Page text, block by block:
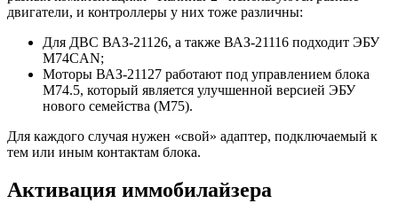
двигатели, и контроллеры у них тоже различны:
Для ДВС ВАЗ-21126, а также ВАЗ-21116 подходит ЭБУ
M74CAN;
Моторы ВАЗ-21127 работают под управлением блока
M74.5, который является улучшенной версией ЭБУ
нового семейства (M75).
Для каждого случая нужен «свой» адаптер, подключаемый к
тем или иным контактам блока.
Активация иммобилайзера